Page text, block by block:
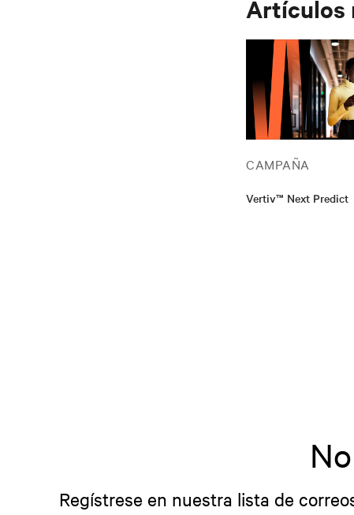
Artículos
CAMPAÑA
Vertiv™ Next Predict
Regístrese en nuestra lista de